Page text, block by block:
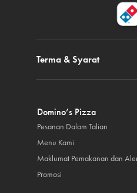
Terma & Syarat
Domino’s Pizza
Pesanan Dalam Talian
Menu Kami
Maklumat Pemakanan dan
Promosi